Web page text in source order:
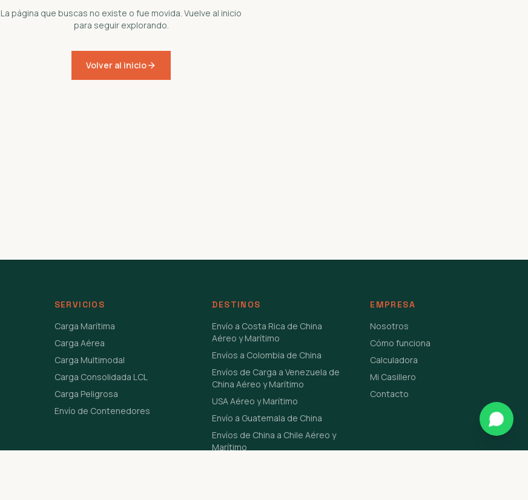
La página que buscas no existe o fue movida. Vuelve al inicio
para seguir explorando.
Volver al inicio
SERVICIOS
Carga Marítima
Carga Aérea
Carga Multimodal
Carga Consolidada LCL
Carga Peligrosa
Envío de Contenedores
DESTINOS
Envío a Costa Rica de China
Aéreo y Marítimo
Envíos a Colombia de China
Envíos de Carga a Venezuela de
China Aéreo y Marítimo
USA Aéreo y Marítimo
Envío a Guatemala de China
Envíos de China a Chile Aéreo y
Marítimo
EMPRESA
Nosotros
Cómo funciona
Calculadora
Mi Casillero
Contacto